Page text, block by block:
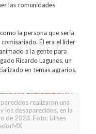
las comunidades
la persona que sería
Él era el líder
a la gente para
Ricardo Lagunes, un
en temas agrarios,
realizaron una
los desaparecidos, en la
de 2023. Foto: Ulises